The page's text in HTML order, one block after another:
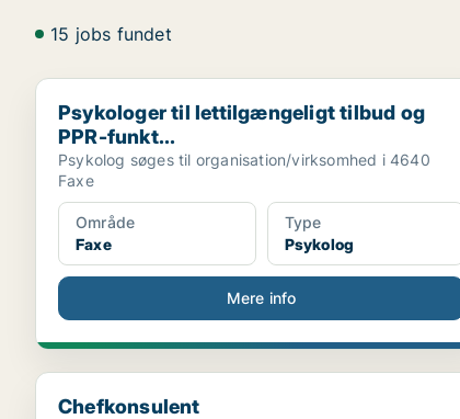
15 jobs fundet
Psykologer til lettilgængeligt tilbud og PPR-funkt...
Psykologer til lettilgængeligt tilbud og
PPR-funkt...
Psykolog søges til organisation/virksomhed i 4640
Faxe
Område
Faxe
Type
Psykolog
Mere info
Chefkonsulent
Chefkonsulent